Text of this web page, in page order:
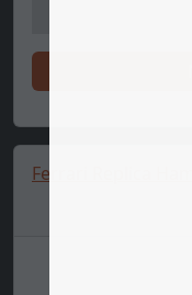
Ferrari Replica